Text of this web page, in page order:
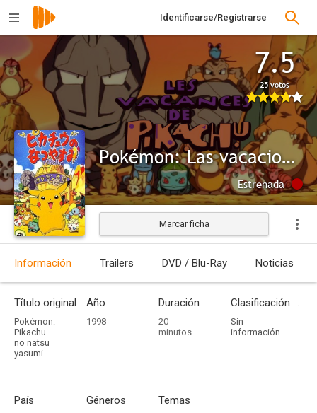
Identificarse/Registrarse
7.5
25 votos
Pokémon: Las vacaciones de Pikachu
Estrenada
Marcar ficha
Información Trailers DVD / Blu-Ray Noticias
Título original
Pokémon:
Pikachu
no natsu
yasumi
Año
1998
Duración
20
minutos
Clasificación por edades
Sin
información
País Géneros Temas